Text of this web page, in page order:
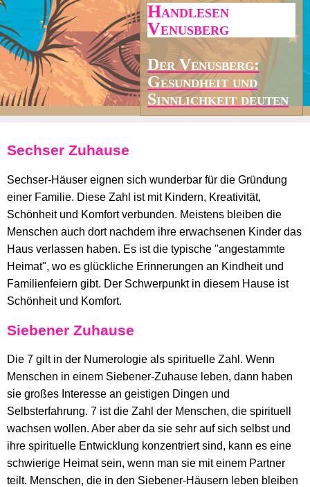
Handlesen
Venusberg
Der Venusberg:
Gesundheit und
Sinnlichkeit deuten
Sechser Zuhause
Sechser-Häuser eignen sich wunderbar für die Gründung
einer Familie. Diese Zahl ist mit Kindern, Kreativität,
Schönheit und Komfort verbunden. Meistens bleiben die
Menschen auch dort nachdem ihre erwachsenen Kinder das
Haus verlassen haben. Es ist die typische "angestammte
Heimat", wo es glückliche Erinnerungen an Kindheit und
Familienfeiern gibt. Der Schwerpunkt in diesem Hause ist
Schönheit und Komfort.
Siebener Zuhause
Die 7 gilt in der Numerologie als spirituelle Zahl. Wenn
Menschen in einem Siebener-Zuhause leben, dann haben
sie großes Interesse an geistigen Dingen und
Selbsterfahrung. 7 ist die Zahl der Menschen, die spirituell
wachsen wollen. Aber aber da sie sehr auf sich selbst und
ihre spirituelle Entwicklung konzentriert sind, kann es eine
schwierige Heimat sein, wenn man sie mit einem Partner
teilt. Menschen, die in den Siebener-Häusern leben bleiben